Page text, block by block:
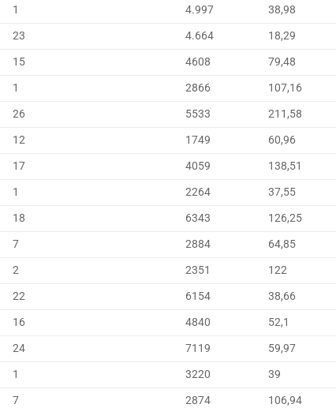
1 4.997
38,98
23 4.664 18,29
15 4608 79,48
1 2866
107,16
26 5533 211,58
12 1749 60,96
17 4059 138,51
1 2264
37,55
18 6343 126,25
7 2884 64,85
2 2351
122
22 6154 38,66
16 4840 52,1
24 7119 59,97
1 3220
39
7 2874 106,94